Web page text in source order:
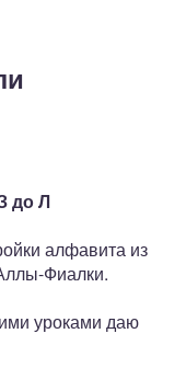
до Л
алфавита из
Фиалки.
уроками даю